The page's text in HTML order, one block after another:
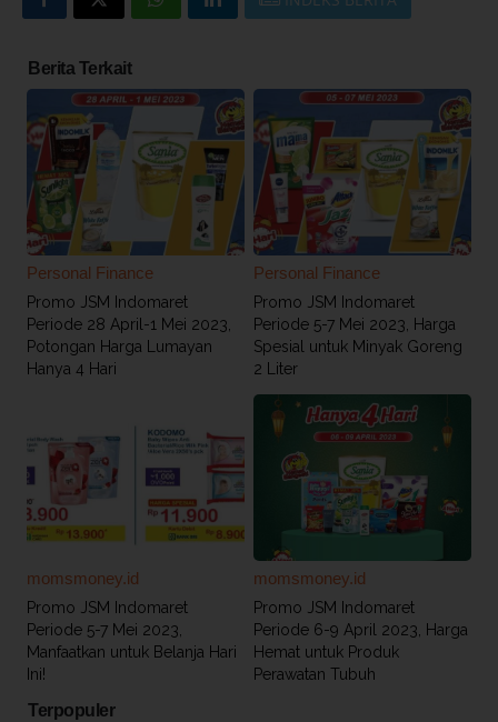
Berita Terkait
Personal Finance
Promo JSM Indomaret
Periode 28 April-1 Mei 2023,
Potongan Harga Lumayan
Hanya 4 Hari
Personal Finance
Promo JSM Indomaret
Periode 5-7 Mei 2023, Harga
Spesial untuk Minyak Goreng
2 Liter
momsmoney.id
Promo JSM Indomaret
Periode 5-7 Mei 2023,
Manfaatkan untuk Belanja Hari
Ini!
momsmoney.id
Promo JSM Indomaret
Periode 6-9 April 2023, Harga
Hemat untuk Produk
Perawatan Tubuh
Terpopuler